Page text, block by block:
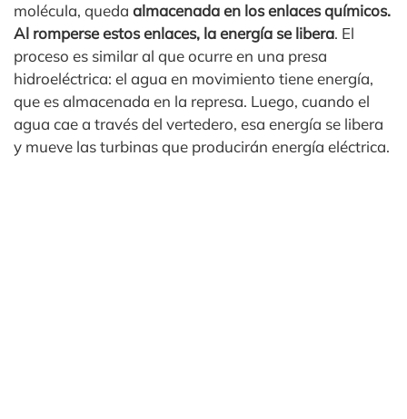
molécula, queda almacenada en los enlaces químicos.
Al romperse estos enlaces, la energía se libera. El
proceso es similar al que ocurre en una presa
hidroeléctrica: el agua en movimiento tiene energía,
que es almacenada en la represa. Luego, cuando el
agua cae a través del vertedero, esa energía se libera
y mueve las turbinas que producirán energía eléctrica.